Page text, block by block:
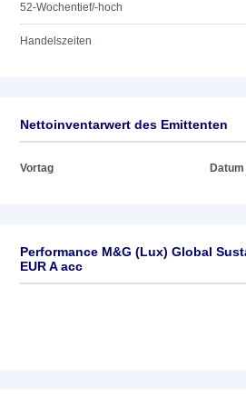
52-Wochentief/-hoch
Handelszeiten
Nettoinventarwert des Emittenten
Vortag Datum
Performance M&G (Lux) Global
EUR A acc